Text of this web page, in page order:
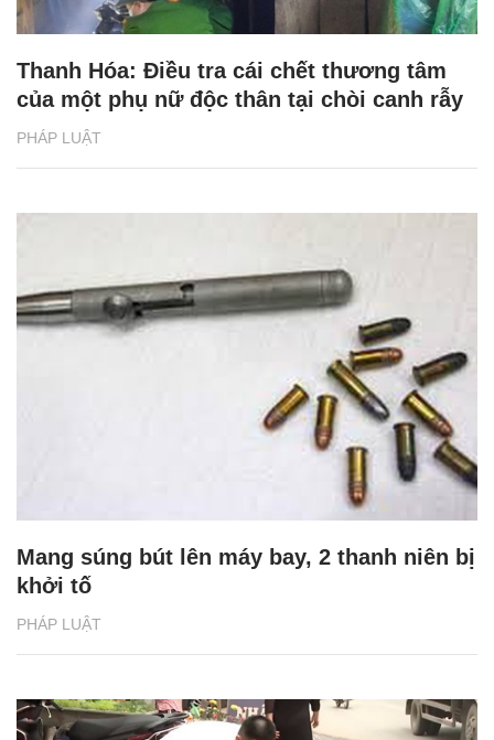
PHÁP LUẬT
Thanh Hóa: Điều tra cái chết thương tâm
của một phụ nữ độc thân tại chòi canh rẫy
PHÁP LUẬT
Mang súng bút lên máy bay, 2 thanh niên bị
khởi tố